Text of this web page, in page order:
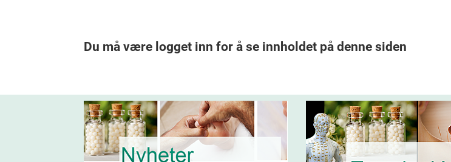
Du må være logget inn for å se innholdet på denne siden